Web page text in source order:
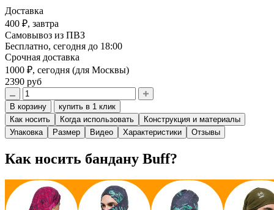
Доставка
400 ₽, завтра
Самовывоз из ПВЗ
Бесплатно, сегодня до 18:00
Срочная доставка
1000 ₽, сегодня (для Москвы)
2390 руб
В корзину
купить в 1 клик
Как носить
Когда использовать
Конструкция и материалы
Упаковка
Размер Видео Характеристики Отзывы
Как носить бандану Buff?